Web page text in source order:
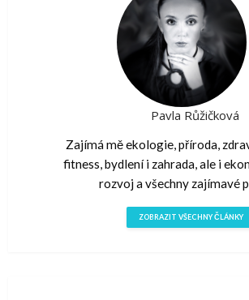
Pavla Růžičková
Zajímá mě ekologie, příroda,
fitness, bydlení i zahrada, ale i
rozvoj a všechny zajímavé
ZOBRAZIT VŠECHNY ČLÁNKY